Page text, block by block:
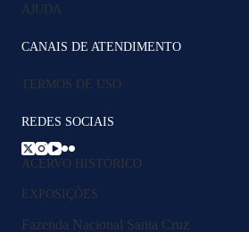
AJUDA
CANAIS DE ATENDIMENTO
TERMOS DE USO
REDES SOCIAIS
ACERVO HISTÓRICO
EXPOSIÇÕES
Fazenda Nacional Santa Cruz